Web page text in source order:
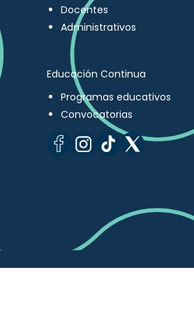
Docentes
Administrativos
Educación Continua
Programas educativos
Convocatorias